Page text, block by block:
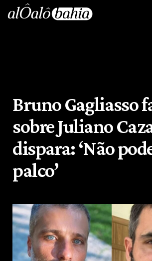
Bruno Gagliasso
sobre Juliano
dispara: ‘Não
palco’